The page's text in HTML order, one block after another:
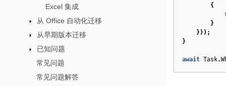
Excel 集成
从 Office 自动化迁移
从早期版本迁移
已知问题
常见问题
常见问题解答
{
}
}));
}
await Task.